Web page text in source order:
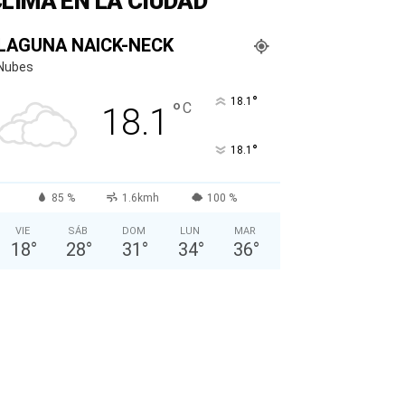
NAICK-NECK
18.1 °C 18.1 °
18.1 °
85 % 1.6kmh 100 %
VIE
18°
SÁB
28°
DOM
31 °
LUN
34°
MAR
36°